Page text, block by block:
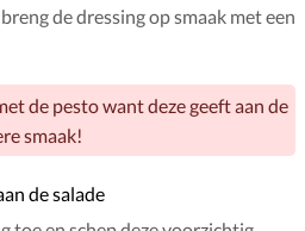
de dressing op smaak met een
de pesto want deze geeft aan de
smaak!
de salade